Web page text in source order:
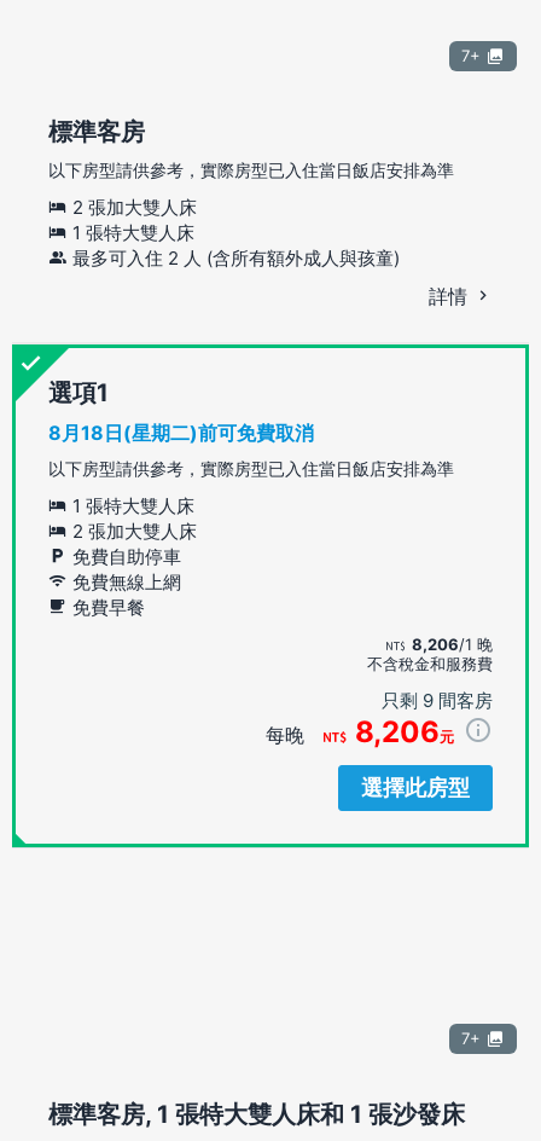
7+
標準客房
以下房型請供參考，實際房型已入住當日飯店安排為準
2 張加大雙人床
1 張特大雙人床
最多可入住 2 人 (含所有額外成人與孩童)
詳情
選項
8月18日(星期二)前可免費取消
以下房型請供參考，實際房型已入住當日飯店安排為準
1 張特大雙人床
2 張加大雙人床
免費自助停車
免費無線上網
免費早餐
8,206/1 晚
不含稅金和服務費
只剩 9 間客房
每晚 8,206元
選擇此房型
7+
標準客房, 1 張特大雙人床和 1 張沙發床